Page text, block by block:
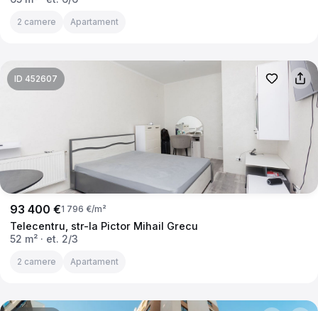
2 camere Apartament
ID 452607
93 400 €1 796 €/m²
Telecentru, str-la Pictor Mihail Grecu
52 m² · et. 2/3
2 camere Apartament